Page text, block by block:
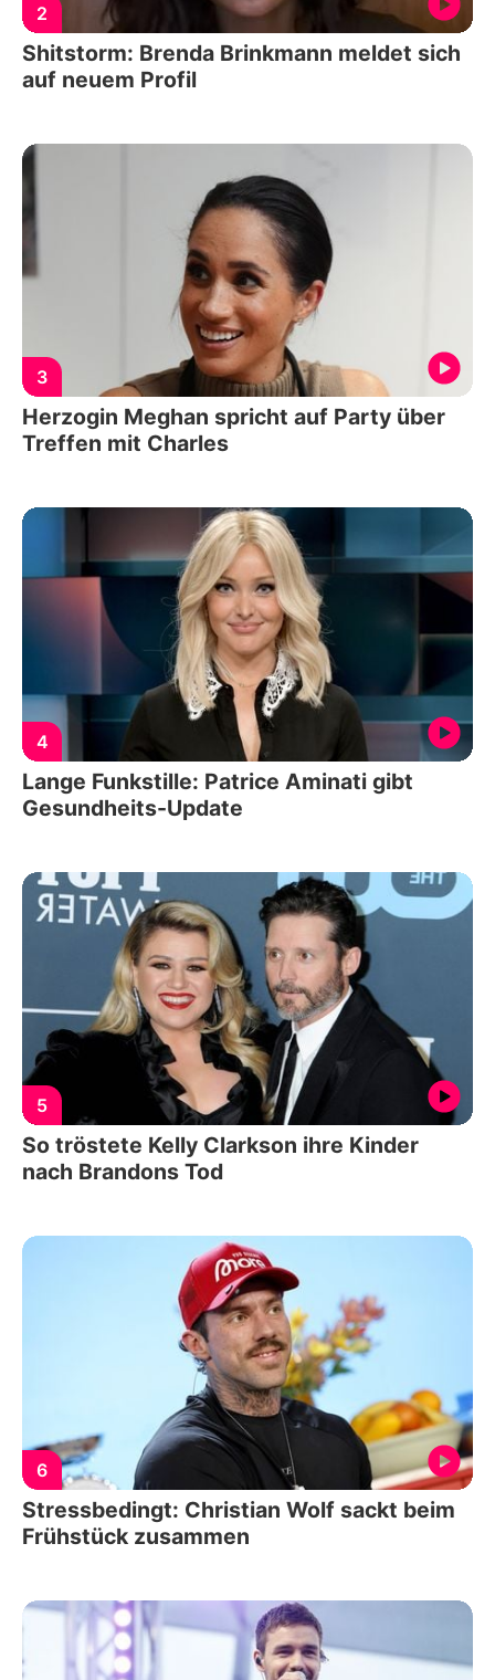
2
Shitstorm: Brenda Brinkmann meldet sich
auf neuem Profil
3
Herzogin Meghan spricht auf Party über
Treffen mit Charles
4
Lange Funkstille: Patrice Aminati gibt
Gesundheits-Update
5
So tröstete Kelly Clarkson ihre Kinder
nach Brandons Tod
6
Stressbedingt: Christian Wolf sackt beim
Frühstück zusammen